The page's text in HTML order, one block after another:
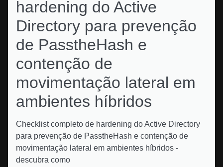
hardening do Active
Directory para prevenção
de PasstheHash e
contenção de
movimentação lateral em
ambientes híbridos
Checklist completo de hardening do Active Directory
para prevenção de PasstheHash e contenção de
movimentação lateral em ambientes híbridos -
descubra como